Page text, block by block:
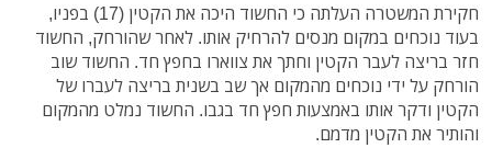
חקירת המשטרה העלתה כי החשוד היכה את הקטין (17) בפניו,
בעוד נוכחים במקום מנסים להרחיק אותו. לאחר שהורחק, החשוד
חזר בריצה לעבר הקטין וחתך את צווארו בחפץ חד. החשוד שוב
הורחק על ידי נוכחים מהמקום אך שב בשנית בריצה לעברו של
הקטין ודקר אותו באמצעות חפץ חד בגבו. החשוד נמלט מהמקום
והותיר את הקטין מדמם.